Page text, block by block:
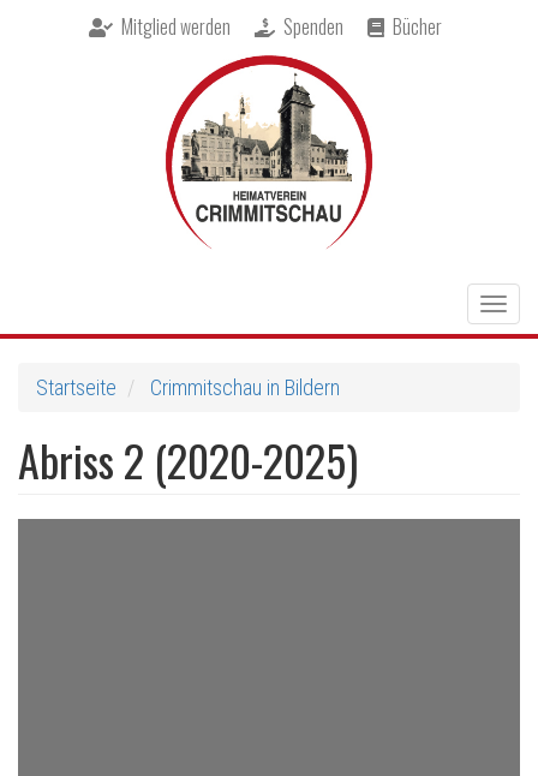
Mitglied werden Spenden Bücher
Startseite
Crimmitschau in Bildern
Abriss 2 (2020-2025)